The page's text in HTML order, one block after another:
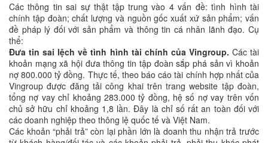
Các thông tin sai sự thật tập trung vào 4 vấn đề: tình hình tài
chính tập đoàn; chất lượng và nguồn gốc xuất xứ sản phẩm; vấn
đề pháp lý đối với sản phẩm và thông tin cá nhân lãnh đạo. Cụ
thể:
Đưa tin sai lệch về tình hình tài chính của Vingroup. Các tài
khoản mạng xã hội đưa thông tin tập đoàn sắp phá sản vì khoản
nợ 800.000 tỷ đồng. Thực tế, theo báo cáo tài chính hợp nhất của
Vingroup được đăng tải công khai trên trang website tập đoàn,
tổng nợ vay chỉ khoảng 283.000 tỷ đồng, hệ số nợ vay trên vốn
chủ sở hữu chỉ khoảng 1,8 lần. Đây là chỉ số rất an toàn đối với
các doanh nghiệp theo thông lệ quốc tế và Việt Nam.
Các khoản “phải trả” còn lại phần lớn là doanh thu nhận trả trước